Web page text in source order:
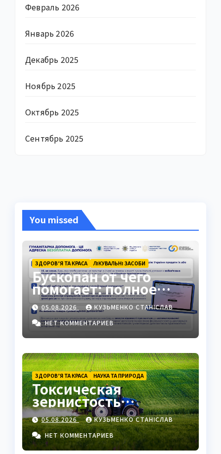
Февраль 2026
Январь 2026
Декабрь 2025
Ноябрь 2025
Октябрь 2025
Сентябрь 2025
You missed
ЗДОРОВ’Я ТА КРАСА ЛІКУВАЛЬНІ ЗАСОБИ
Бускопан от чего
помогает: полное
руководство
05.08.2026
КУЗЬМЕНКО СТАНІСЛАВ
НЕТ КОММЕНТАРИЕВ
ЗДОРОВ’Я ТА КРАСА НАУКА ТА ПРИРОДА
Токсическая
зернистость
нейтрофилов —
важный маркер
воспаления
05.08.2026
КУЗЬМЕНКО СТАНІСЛАВ
НЕТ КОММЕНТАРИЕВ